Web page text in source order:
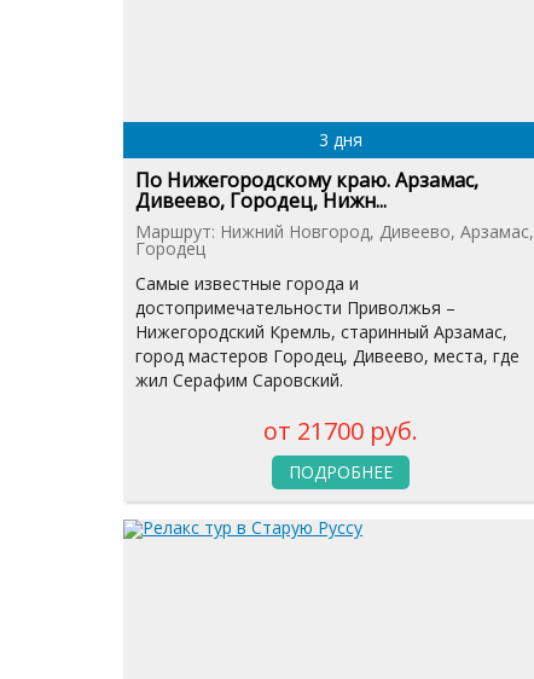
3 дня
По Нижегородскому краю. Арзамас,
Дивеево, Городец, Нижн...
Маршрут: Нижний Новгород, Дивеево, Арзамас,
Городец
Самые известные города и
достопримечательности Приволжья –
Нижегородский Кремль, старинный Арзамас,
город мастеров Городец, Дивеево, места, где
жил Серафим Саровский.
от 21700 руб.
ПОДРОБНЕЕ